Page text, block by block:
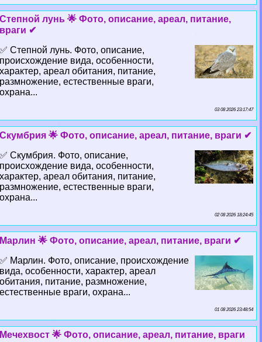
Степной лунь 🌟 Фото, описание, ареал, питание,
враги ✔
✅ Степной лунь. Фото, описание,
происхождение вида, особенности,
хаpaктер, ареал обитания, питание,
размножение, естественные враги,
охрана...
03 08 2026 23:17:47
Скумбрия 🌟 Фото, описание, ареал, питание, враги ✔
✅ Скумбрия. Фото, описание,
происхождение вида, особенности,
хаpaктер, ареал обитания, питание,
размножение, естественные враги,
охрана...
02 08 2026 18:24:45
Марлин 🌟 Фото, описание, ареал, питание, враги ✔
✅ Марлин. Фото, описание, происхождение
вида, особенности, хаpaктер, ареал
обитания, питание, размножение,
естественные враги, охрана...
01 08 2026 23:48:54
Мечехвост 🌟 Фото, описание, ареал, питание, враги